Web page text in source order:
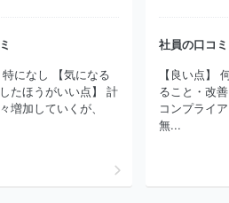
株式会社コロナ
株式会社フジクラ
特になし 【気になる
たほうがいい点】 計
増加していくが、
社員の口コミ
【良い点】
ること・改
コンプライ
無...